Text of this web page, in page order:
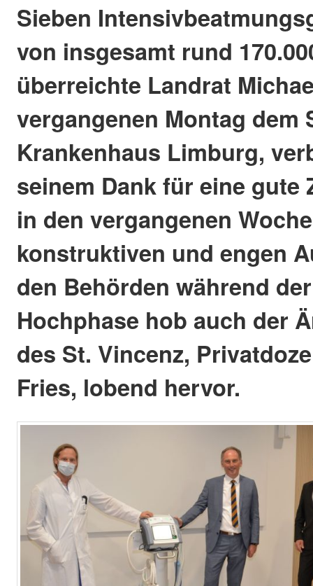
Sieben
von insgesamt rund
überreichte Landrat
vergangenen Montag dem
Krankenhaus Limburg,
seinem Dank für eine gute
in den vergangenen
konstruktiven und engen
den Behörden während
Hochphase hob auch der
des St. Vincenz,
Fries, lobend hervor.